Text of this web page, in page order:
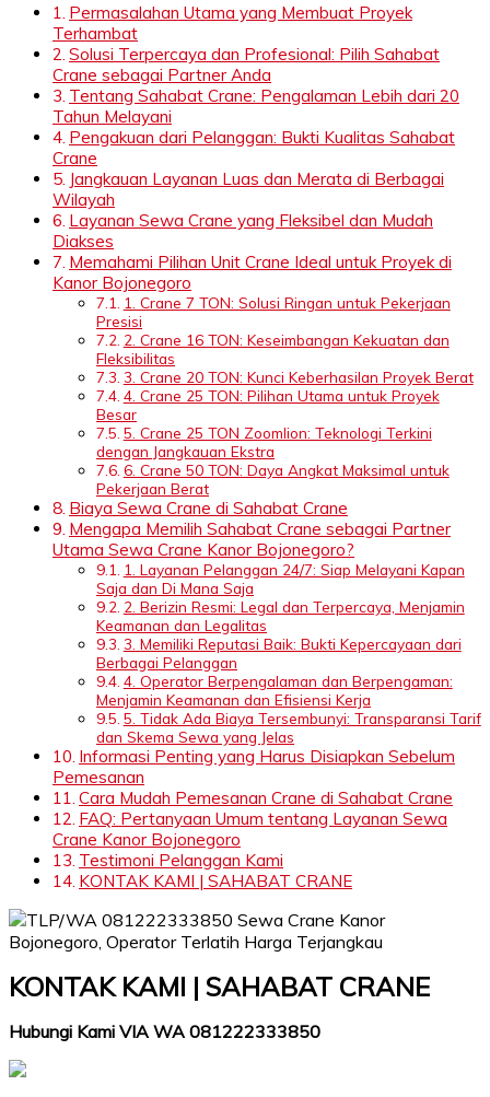
Permasalahan Utama yang Membuat Proyek
Terhambat
Solusi Terpercaya dan Profesional: Pilih Sahabat
Crane sebagai Partner Anda
Tentang Sahabat Crane: Pengalaman Lebih dari 20
Tahun Melayani
Pengakuan dari Pelanggan: Bukti Kualitas Sahabat
Crane
Jangkauan Layanan Luas dan Merata di Berbagai
Wilayah
Layanan Sewa Crane yang Fleksibel dan Mudah
Diakses
Memahami Pilihan Unit Crane Ideal untuk Proyek di
Kanor Bojonegoro
1. Crane 7 TON: Solusi Ringan untuk Pekerjaan
Presisi
2. Crane 16 TON: Keseimbangan Kekuatan dan
Fleksibilitas
3. Crane 20 TON: Kunci Keberhasilan Proyek Berat
4. Crane 25 TON: Pilihan Utama untuk Proyek
Besar
5. Crane 25 TON Zoomlion: Teknologi Terkini
dengan Jangkauan Ekstra
6. Crane 50 TON: Daya Angkat Maksimal untuk
Pekerjaan Berat
Biaya Sewa Crane di Sahabat Crane
Mengapa Memilih Sahabat Crane sebagai Partner
Utama Sewa Crane Kanor Bojonegoro?
1. Layanan Pelanggan 24/7: Siap Melayani Kapan
Saja dan Di Mana Saja
2. Berizin Resmi: Legal dan Terpercaya, Menjamin
Keamanan dan Legalitas
3. Memiliki Reputasi Baik: Bukti Kepercayaan dari
Berbagai Pelanggan
4. Operator Berpengalaman dan Berpengaman:
Menjamin Keamanan dan Efisiensi Kerja
5. Tidak Ada Biaya Tersembunyi: Transparansi Tarif
dan Skema Sewa yang Jelas
Informasi Penting yang Harus Disiapkan Sebelum
Pemesanan
Cara Mudah Pemesanan Crane di Sahabat Crane
FAQ: Pertanyaan Umum tentang Layanan Sewa
Crane Kanor Bojonegoro
Testimoni Pelanggan Kami
KONTAK KAMI | SAHABAT CRANE
KONTAK KAMI | SAHABAT CRANE
Hubungi Kami VIA WA 081222333850